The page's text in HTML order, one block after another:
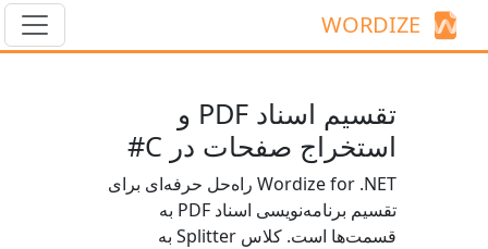
WORDIZE
تقسیم اسناد PDF و
استخراج صفحات در C#
Wordize for .NET راه‌حل حرفه‌ای برای
تقسیم برنامه‌نویسی اسناد PDF به
قسمت‌ها است. کلاس Splitter به